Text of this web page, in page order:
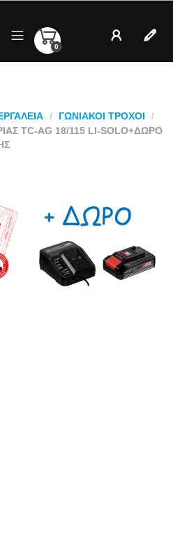
Λογαριασμός
0
/ ΓΩΝΙΑΚΟΙ ΤΡΟΧΟΙ
/
TC-AG 18/115 LI-SOLO+ΔΏΡΟ